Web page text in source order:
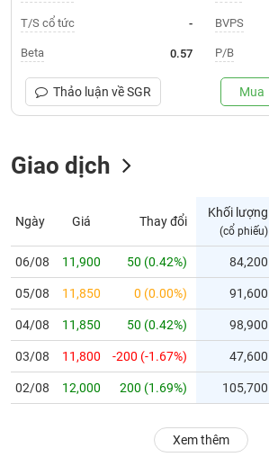
Trạng
thái
phiếu
thị
trường
yết
Niêm
mới
Niêm
yết
bổ
Hủy
T/S cổ tức -
Beta 0.57
BVPS
P/B
Thảo luận vềSGR Mua
Giao dịch
Ngày Giá Thay đổi
Khối lượng
(cổ phiếu)
06/08 11,900 50 (0.42%) 84,200
05/08 11,850 0 (0.00%) 91,600
04/08 11,850 50 (0.42%) 98,900
03/08 11,800 -200 (-1.67%) 47,600
02/08 12,000 200 (1.69%) 105,700
Xem thêm
NGÀNH
NGHIỆP
CỔ
SINH
TRÁI
PHIẾU